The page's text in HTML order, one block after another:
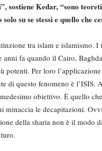
sostiene Kedar, “sono
su se stessi e quello che
tra islam e islamismo. I
fa quando il Cairo,
Per loro
di questo fenomeno è l’ISIS.
obiettivo. È quello
minaccia le decapitazioni.
della sharia non è il modo